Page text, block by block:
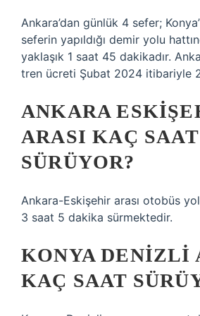
Ankara’dan günlük 4 sefer;
seferin yapıldığı demir yolu
yaklaşık 1 saat 45 dakikadır.
tren ücreti Şubat 2024 itibariyle
ANKARA
ARASI KAÇ SAAT
SÜRÜYOR?
Ankara-Eskişehir arası otobüs
3 saat 5 dakika sürmektedir.
KONYA DENIZLI
KAÇ SAAT